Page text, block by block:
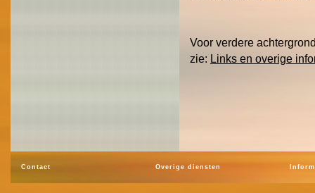
Voor verdere
zie: Links en overige
Contact Overige diensten